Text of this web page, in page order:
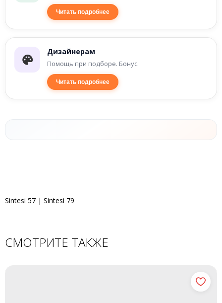
Читать подробнее
Дизайнерам
Помощь при подборе. Бонус.
Читать подробнее
Sintesi 57 | Sintesi 79
СМОТРИТЕ ТАКЖЕ